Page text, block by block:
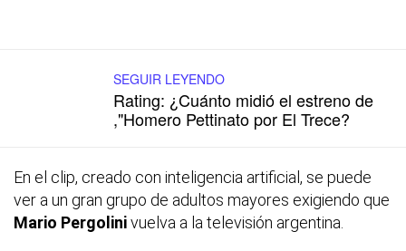
SEGUIR LEYENDO
Rating: ¿Cuánto midió el estreno de
,"Homero Pettinato por El Trece?
En el clip, creado con inteligencia artificial, se puede
ver a un gran grupo de adultos mayores exigiendo que
Mario Pergolinivuelva a la televisión argentina.